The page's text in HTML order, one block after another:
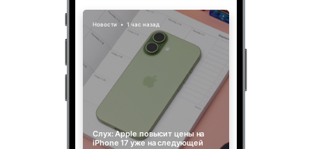
Новости • 1 час назад
Слух: Apple повысит цены на
iPhone 17 уже на следующей